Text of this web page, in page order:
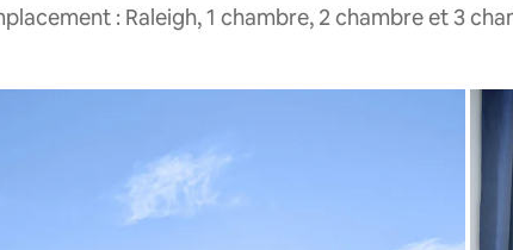
: Raleigh, 1 chambre, 2 chambre et 3